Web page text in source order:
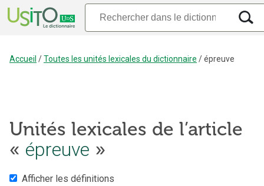
Accueil /Toutes les unités lexicales du dictionnaire /épreuve
Unités lexicales de l’article
« épreuve »
Afficher les définitions